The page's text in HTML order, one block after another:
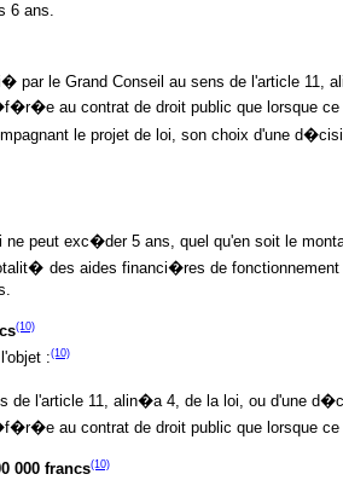
6 ans.
par le Grand Conseil au sens de l'article 11,
au contrat de droit public que lorsque
le projet de loi, son choix d'une
peut exc�der 5 ans, quel qu'en soit le
des aides financi�res de
(10)
:(10)
de l'article 11, alin�a 4, de la loi, ou d'une
au contrat de droit public que lorsque
francs(10)